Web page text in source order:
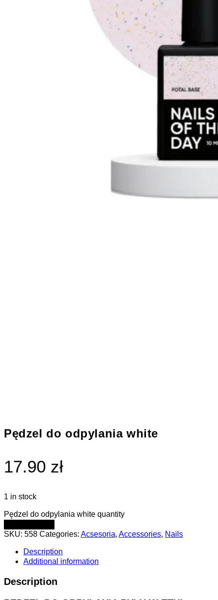
Pędzel do odpylania white
17.90 zł
1 in stock
Pędzel do odpylania white quantity
SKU: 558 Categories: Acsesoria, Accessories, Nails
Description
Additional information
Description